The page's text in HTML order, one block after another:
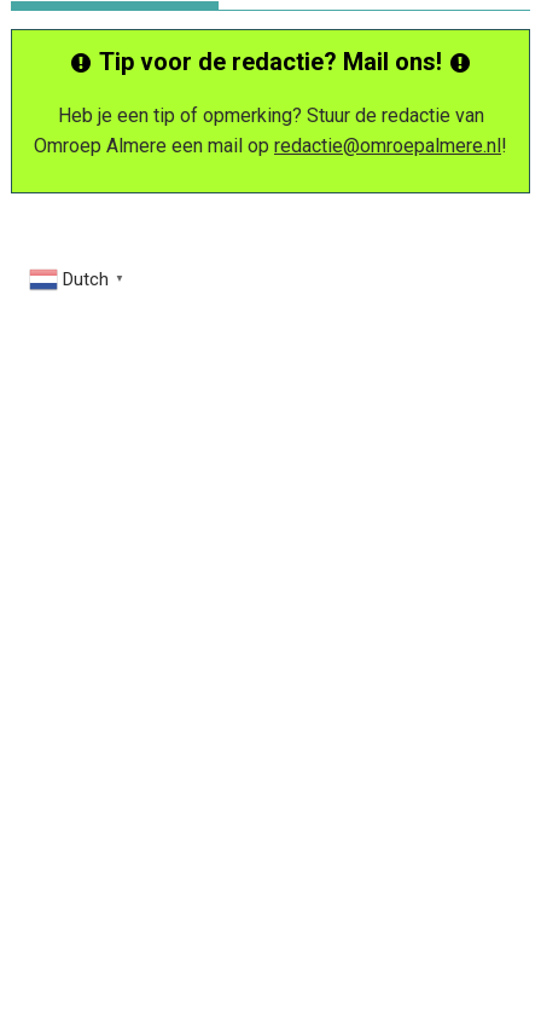
Tip voor de redactie? Mail ons!
Heb je een tip of opmerking? Stuur de redactie van
Omroep Almere een mail op redactie@omroepalmere.nl!
Dutch ▼